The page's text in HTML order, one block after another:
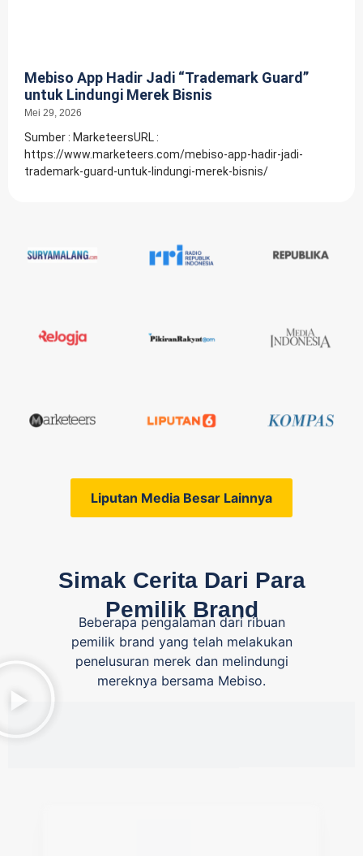
Mebiso App Hadir Jadi “Trademark Guard”
untuk Lindungi Merek Bisnis
Mei 29, 2026
Sumber : MarketeersURL :
https://www.marketeers.com/mebiso-app-hadir-jadi-
trademark-guard-untuk-lindungi-merek-bisnis/
Liputan Media Besar Lainnya
Simak Cerita Dari Para
Pemilik Brand
Beberapa pengalaman dari ribuan
pemilik brand yang telah melakukan
penelusuran merek dan melindungi
mereknya bersama Mebiso.